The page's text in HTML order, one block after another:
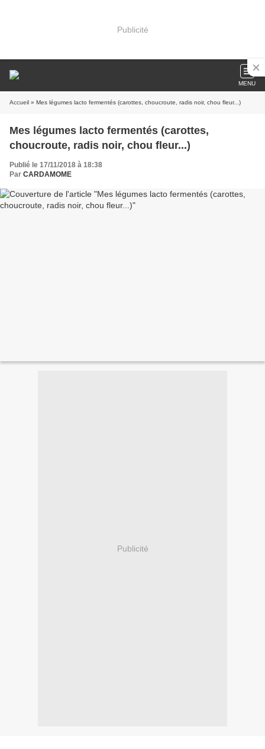
Publicité
MENU
Accueil » Mes légumes lacto fermentés (carottes, choucroute, radis noir, chou fleur...)
Mes légumes lacto fermentés (carottes,
choucroute, radis noir, chou fleur...)
Publié le 17/11/2018 à 18:38
Par CARDAMOME
Publicité